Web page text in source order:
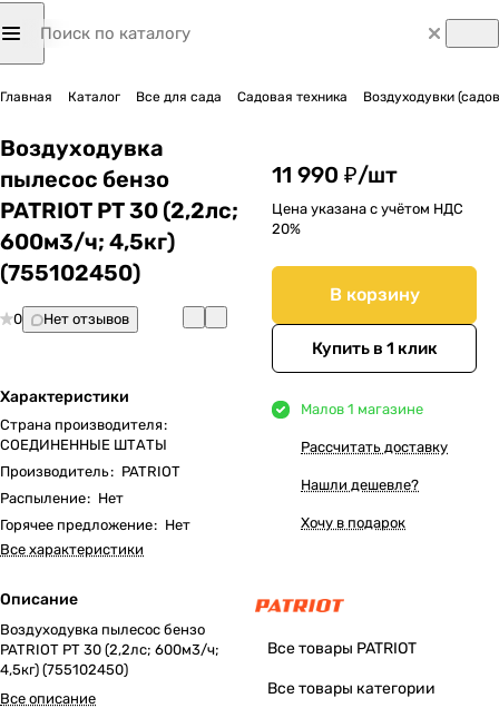
Главная Каталог Все для сада Садовая техника Воздуходувки
Воздуходувка
пылесос бензо
PATRIOT PT 30 (2,2лс;
600м3/ч; 4,5кг)
(755102450)
0 Нет отзывов
Характеристики
Страна производителя:
СОЕДИНЕННЫЕ ШТАТЫ
Производитель: PATRIOT
Распыление: Нет
Горячее предложение: Нет
Все характеристики
Описание
Воздуходувка пылесос бензо
PATRIOT PT 30 (2,2лс; 600м3/ч;
4,5кг) (755102450)
Все описание
11 990 ₽/шт
Цена указана с учётом НДС
20%
В корзину
Купить в 1 клик
Малов 1 магазине
Рассчитать доставку
Нашли дешевле?
Хочу в подарок
Все товары PATRIOT
Все товары категории